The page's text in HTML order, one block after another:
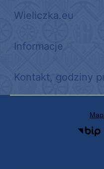
Wieliczka.eu
Informacje
Kontakt, godziny